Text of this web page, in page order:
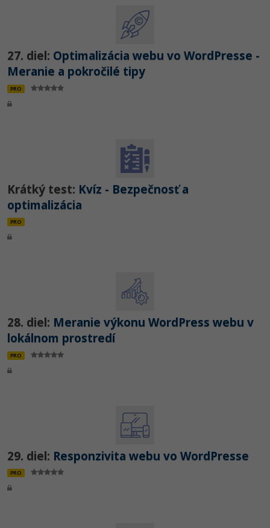
27. diel: Optimalizácia webu vo WordPresse -
Meranie a pokročilé tipy
PRO
Krátký test: Kvíz - Bezpečnosť a
optimalizácia
PRO
28. diel: Meranie výkonu WordPress webu v
lokálnom prostredí
PRO
29. diel: Responzivita webu vo WordPresse
PRO